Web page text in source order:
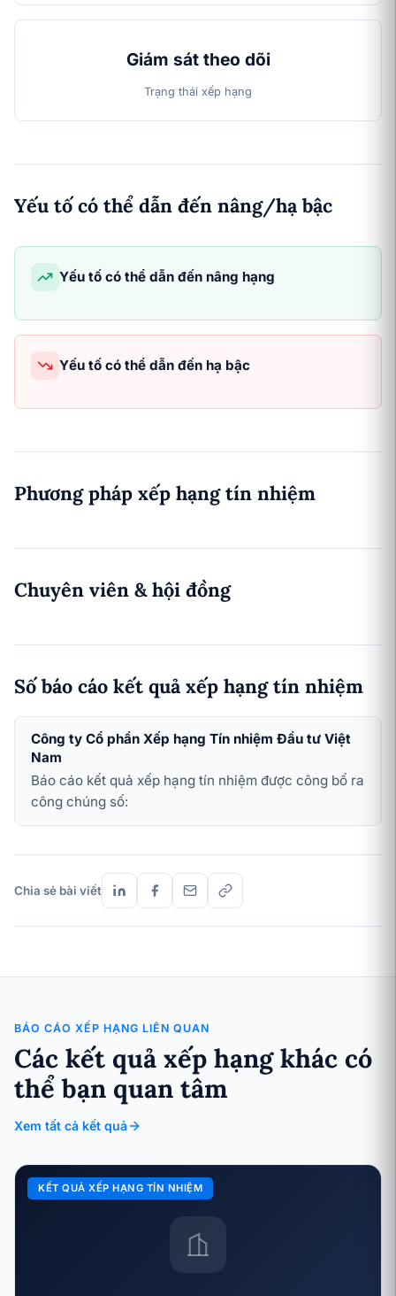
Giám sát theo dõi
Trạng thái xếp hạng
Yếu tố có thể dẫn đến nâng/hạ bậc
Yếu tố có thể dẫn đến nâng hạng
Yếu tố có thể dẫn đến hạ bậc
Phương pháp xếp hạng tín nhiệm
Chuyên viên & hội đồng
Số báo cáo kết quả xếp hạng tín nhiệm
Công ty Cổ phần Xếp hạng Tín nhiệm Đầu tư Việt
Nam
Báo cáo kết quả xếp hạng tín nhiệm được công bố ra
công chúng số:
Chia sẻ bài viết
BÁO CÁO XẾP HẠNG LIÊN QUAN
Các kết quả xếp hạng khác có
thể bạn quan tâm
Xem tất cả kết quả
KẾT QUẢ XẾP HẠNG TÍN NHIỆM